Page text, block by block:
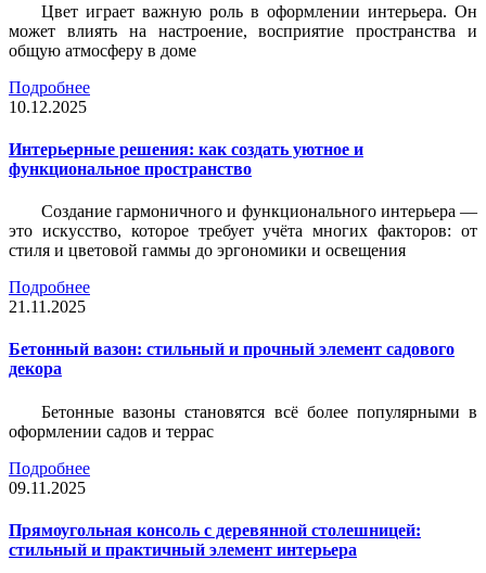
Цвет играет важную роль в оформлении интерьера. Он
может влиять на настроение, восприятие пространства и
общую атмосферу в доме
Подробнее
10.12.2025
Интерьерные решения: как создать уютное и
функциональное пространство
Создание гармоничного и функционального интерьера —
это искусство, которое требует учёта многих факторов: от
стиля и цветовой гаммы до эргономики и освещения
Подробнее
21.11.2025
Бетонный вазон: стильный и прочный элемент садового
декора
Бетонные вазоны становятся всё более популярными в
оформлении садов и террас
Подробнее
09.11.2025
Прямоугольная консоль с деревянной столешницей:
стильный и практичный элемент интерьера